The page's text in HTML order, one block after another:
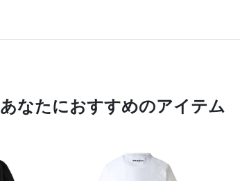
あなたにおすすめのアイテム